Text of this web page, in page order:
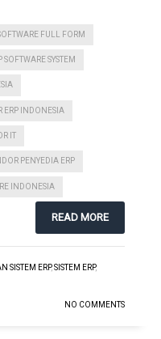
FULL FORM
SOFTWARE SYSTEM
ERP INDONESIA
IT
PENYEDIA ERP
INDONESIA
READ MORE
SISTEM ERP,SISTEM ERP,
NO COMMENTS